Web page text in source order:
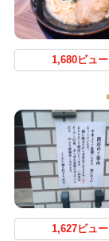
1,680ビュー
1,627ビュー